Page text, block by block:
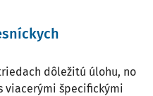
dôležitú úlohu, no
viacerými špecifickými